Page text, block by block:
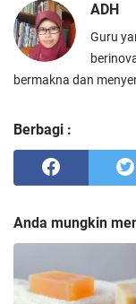
ADH
Guru
bermakna dan
Berbagi :
Anda mungkin